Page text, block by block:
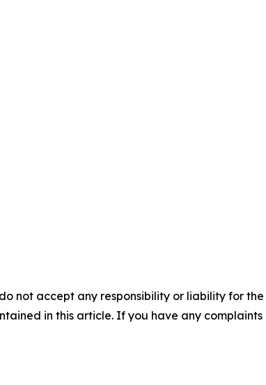
not accept any responsibility or liability for
in this article. If you have any complaints